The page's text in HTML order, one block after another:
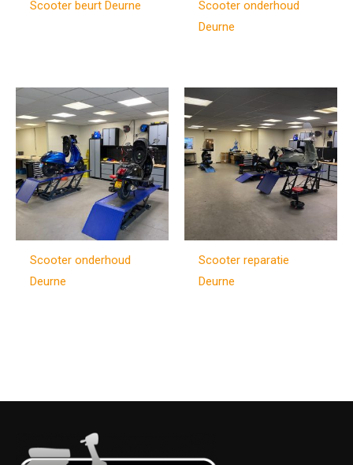
Scooter beurt Deurne
Scooter onderhoud
Deurne
Scooter onderhoud
Deurne
Scooter reparatie
Deurne